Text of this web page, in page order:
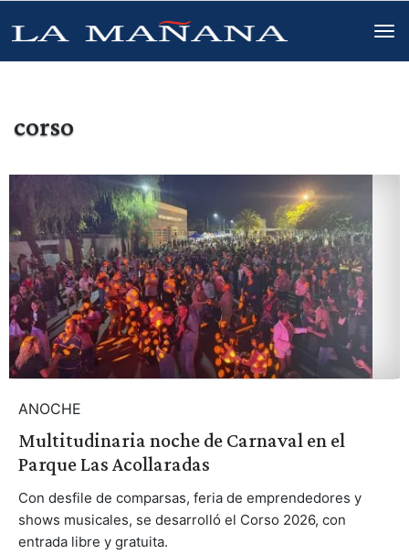
corso
ANOCHE
Multitudinaria noche de Carnaval en el
Parque Las Acollaradas
Con desfile de comparsas, feria de emprendedores y
shows musicales, se desarrolló el Corso 2026, con
entrada libre y gratuita.